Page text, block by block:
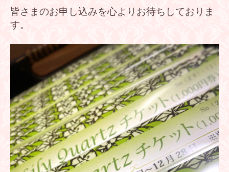
皆さまのお申し込みを心よりお待ちしておりま
す。